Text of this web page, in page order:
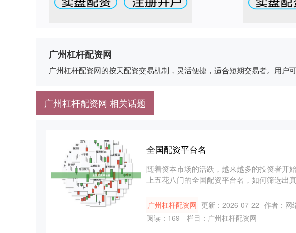
广州杠杆配资网
广州杠杆配资网的按天配资交易机制，灵活便捷，适合短期交易者。用户
广州杠杆配资网 相关话题
全国配资平台名
随着资本市场的活跃，越来越多的投资者开
上五花八门的全国配资平台名，如何筛选出
广州杠杆配资网 更新：2026-07-22 作者：网
阅读： 169 栏目： 广州杠杆配资网